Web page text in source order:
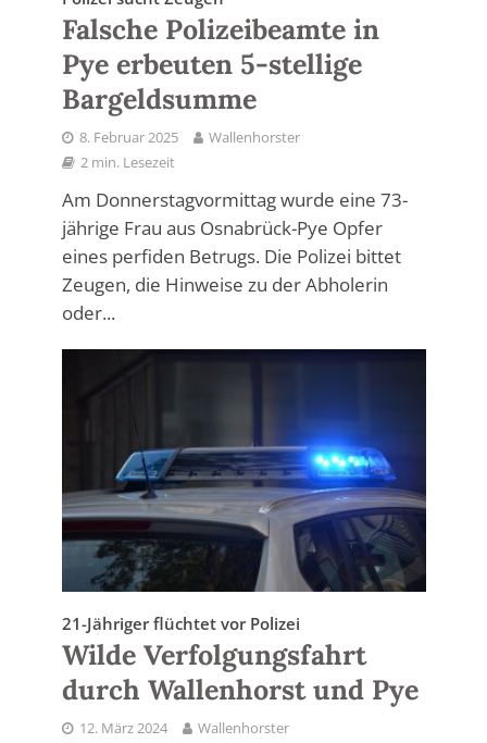
Falsche Polizeibeamte in
Pye erbeuten 5-stellige
Bargeldsumme
8. Februar 2025
Wallenhorster
2 min. Lesezeit
Am Donnerstagvormittag wurde eine 73-
jährige Frau aus Osnabrück-Pye Opfer
eines perfiden Betrugs. Die Polizei bittet
Zeugen, die Hinweise zu der Abholerin
oder...
21-Jähriger flüchtet vor Polizei
Wilde Verfolgungsfahrt
durch Wallenhorst und Pye
12. März 2024
Wallenhorster